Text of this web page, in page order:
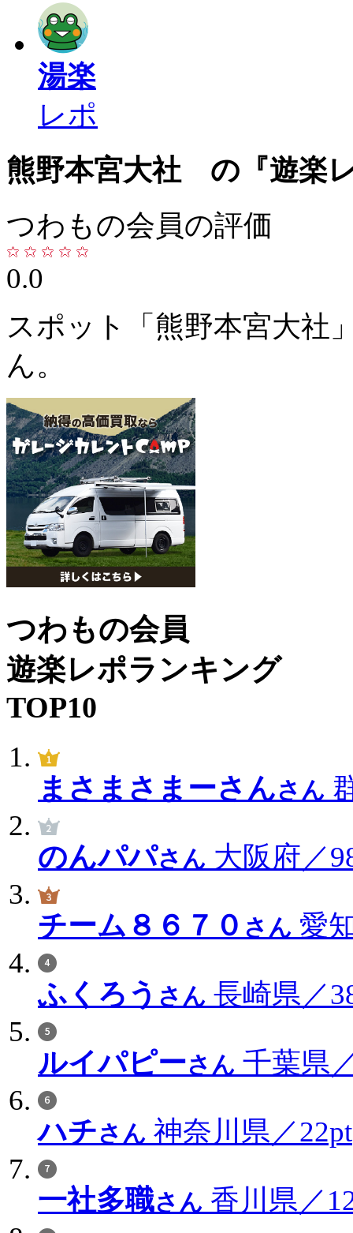
湯楽
レポ
熊野本宮大社 の『遊楽
つわもの会員の評価
0.0
スポット「熊野本宮大社
ん。
つわもの会員
遊楽レポランキング
TOP10
まさまさまーさんさん
のんパパさん 大阪府／
チーム８６７０ さん 愛
ふくろう さん 長崎県／
ルイパピーさん 千葉県
ハチさん 神奈川県／22pt
一社多職さん 香川県／